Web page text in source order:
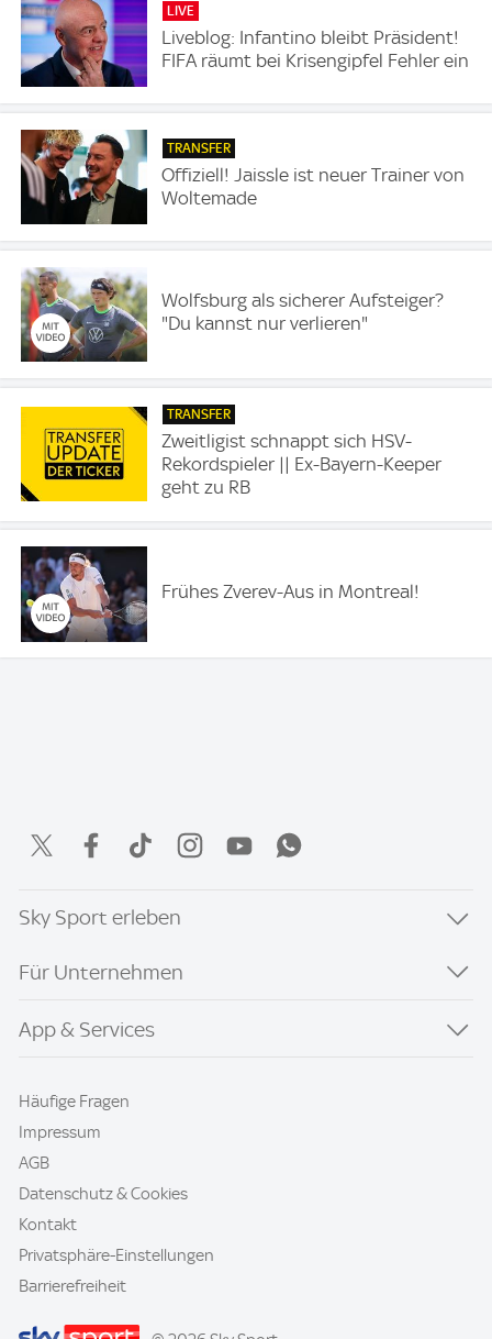
LIVE
Liveblog: Infantino bleibt Präsident!
FIFA räumt bei Krisengipfel Fehler ein
TRANSFER
Offiziell! Jaissle ist neuer Trainer von
Woltemade
Wolfsburg als sicherer Aufsteiger?
"Du kannst nur verlieren"
TRANSFER
Zweitligist schnappt sich HSV-
Rekordspieler || Ex-Bayern-Keeper
geht zu RB
Frühes Zverev-Aus in Montreal!
Sky Sport erleben
Für Unternehmen
App & Services
Häufige Fragen
Impressum
AGB
Datenschutz & Cookies
Kontakt
Privatsphäre-Einstellungen
Barrierefreiheit